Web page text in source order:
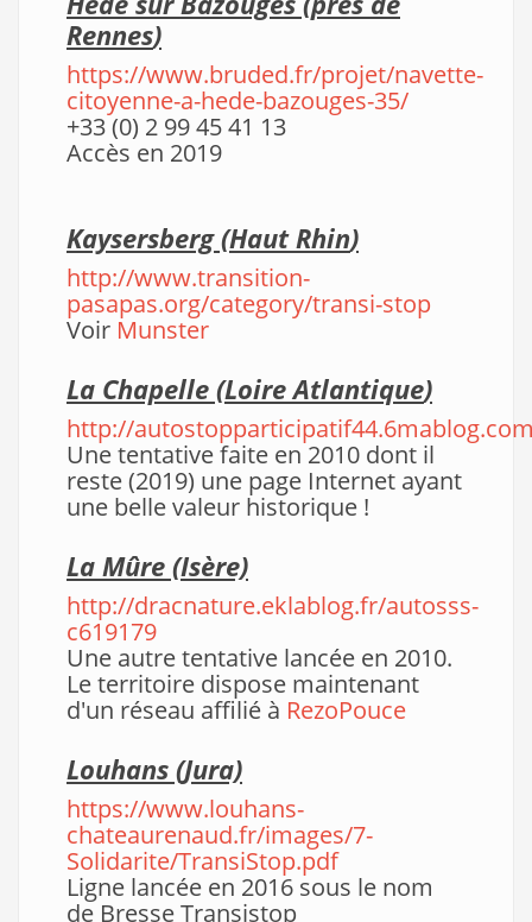
Rennes)
https://www.bruded.fr/projet/navette-
citoyenne-a-hede-bazouges-35/
+33 (0) 2 99 45 41 13
Accès en 2019
Kaysersberg (Haut Rhin)
http://www.transition-
pasapas.org/category/transi-stop
Voir Munster
La Chapelle (Loire Atlantique)
http://
Une tentative faite en 2010 dont il
reste (2019) une page Internet ayant
une belle valeur historique !
La Mûre (Isère)
http://dracnature.eklablog.fr/autosss-
c619179
Une autre tentative lancée en 2010.
Le territoire dispose maintenant
d'un réseau affilié à RezoPouce
Louhans (Jura)
https://www.louhans-
chateaurenaud.fr/images/7-
Solidarite/TransiStop.pdf
Ligne lancée en 2016 sous le nom
de Bresse Transistop